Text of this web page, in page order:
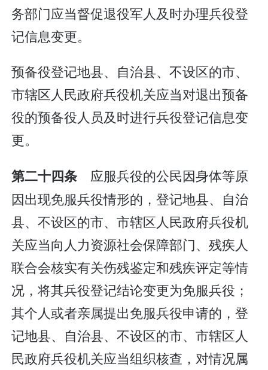
务部门应当督促退役军人及时办理兵役登
记信息变更。
预备役登记地县、自治县、不设区的市、
市辖区人民政府兵役机关应当对退出预备
役的预备役人员及时进行兵役登记信息变
更。
第二十四条 应服兵役的公民因身体等原
因出现免服兵役情形的，登记地县、自治
县、不设区的市、市辖区人民政府兵役机
关应当向人力资源社会保障部门、残疾人
联合会核实有关伤残鉴定和残疾评定等情
况，将其兵役登记结论变更为免服兵役；
其个人或者亲属提出免服兵役申请的，登
记地县、自治县、不设区的市、市辖区人
民政府兵役机关应当组织核查，对情况属